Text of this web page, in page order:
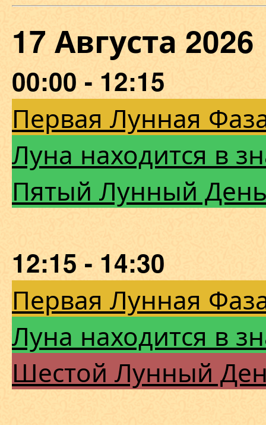
17 Августа
00:00 - 12:15
Первая Лунная
Луна находится в
Пятый Лунный
12:15 - 14:30
Первая Лунная
Луна находится в
Шестой Лунный